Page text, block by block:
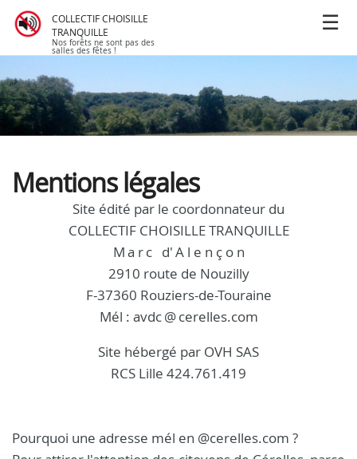
COLLECTIF CHOISILLE
TRANQUILLE
Nos forêts ne sont pas des
salles des fêtes !
Mentions légales
Site édité par le coordonnateur du
COLLECTIF CHOISILLE TRANQUILLE
Ma rc d'A l e n ç o n
2910 route de Nouzilly
F-37360 Rouziers-de-Touraine
Mél : avdc@cerelles.com
Site hébergé par OVH SAS
RCS Lille 424.761.419
Pourquoi une adresse mél en @cerelles.com ?